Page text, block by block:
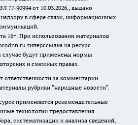
77-90994 от 10.03.2026., выдано
в сфере связи, информационных
16+. При использовании материалов
гиперссылка на ресурс
случае будут применены нормы
и смежных правах.
ответственности за комментарии
рубрики "народные новости".
применяются рекомендательные
технологии предоставления
систематизации и анализа сведений,